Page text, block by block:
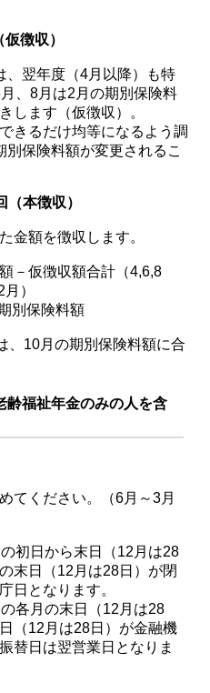
徴収）
翌年度（4月以降）も特
、8月は2月の期別保険料
します（仮徴収）。
きるだけ均等になるよう調
保険料額が変更されるこ
本徴収）
金額を徴収します。
－仮徴収額合計（4,6,8
）
別保険料額
10月の期別保険料額に合
福祉年金のみの人を含
てください。（6月～3月
初日から末日（12月は28
末日（12月は28日）が閉
日となります。
各月の末日（12月は28
（12月は28日）が金融機
替日は翌営業日となりま